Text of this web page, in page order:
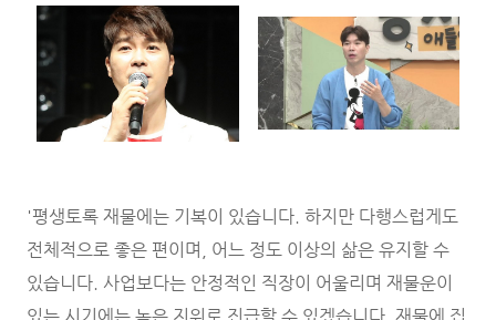
'평생토록 재물에는 기복이 있습니다. 하지만 다행스럽게도
전체적으로 좋은 편이며, 어느 정도 이상의 삶은 유지할 수
있습니다. 사업보다는 안정적인 직장이 어울리며 재물운이